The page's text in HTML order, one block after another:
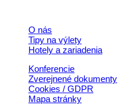
O nás
Tipy na výlety
Hotely a zariadenia
Konferencie
Zverejnené dokumenty
Cookies / GDPR
Mapa stránky